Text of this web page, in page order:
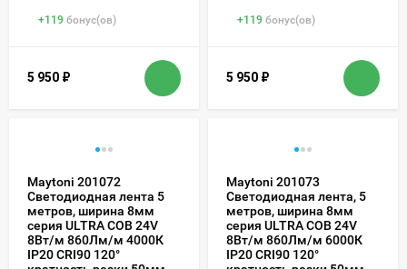
+119 бонус(ов)
5 950 ₽
+119 бонус(ов)
5 950 ₽
Maytoni 201072
Светодиодная лента 5
метров, ширина 8мм
серия ULTRA COB 24V
8Вт/м 860Лм/м 4000К
IP20 CRI90 120°
Maytoni 201073
Светодиодная лента, 5
метров, ширина 8мм
серия ULTRA COB 24V
8Вт/м 860Лм/м 6000К
IP20 CRI90 120°